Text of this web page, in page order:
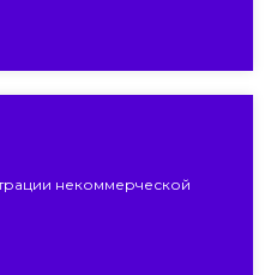
некоммерческой